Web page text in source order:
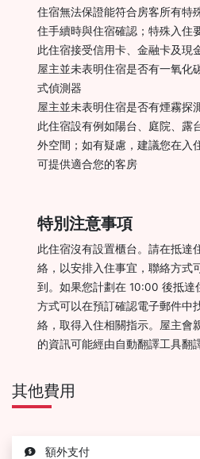
住宿無法保證能符合房客所有特
住手續時與住宿確認；特殊入住
此住宿接受信用卡、金融卡及現
屋主並未表明住宿是否有一氧化
式偵測器
屋主並未表明住宿是否有煙霧探
此住宿設有例如陽台、庭院、露
外空間；如有疑慮，建議您在入
可提供適合您的客房
特別注意事項
此住宿沒有設置櫃台。請在抵達
絡，以安排入住事宜，聯絡方式
到。如果您計劃在 10:00 後抵達
方式可以在預訂確認電子郵件中
絡，取得入住相關指示。屋主會
的資訊可能經由自動翻譯工具翻
其他費用
額外支付